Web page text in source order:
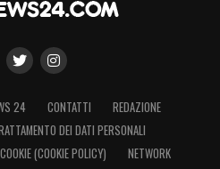
24 CONTATTI
REDAZIONE
DEI DATI PERSONALI
(COOKIE POLICY)
NETWORK